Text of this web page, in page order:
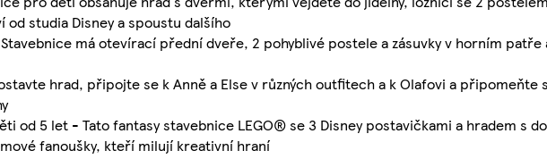
studia Disney a spoustu dalšího
má otevírací přední dveře, 2 pohyblivé postele a zásuvky v horním patře
hrad, připojte se k Anně a Else v různých outfitech a k Olafovi a připomeňte
od 5 let - Tato fantasy stavebnice LEGO® se 3 Disney postavičkami a hradem s
fanoušky, kteří milují kreativní hraní